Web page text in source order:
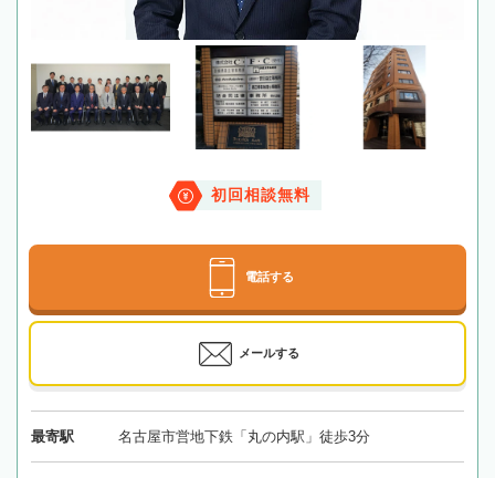
初回相談無料
電話する
メールする
最寄駅 名古屋市営地下鉄「丸の内駅」徒歩3分